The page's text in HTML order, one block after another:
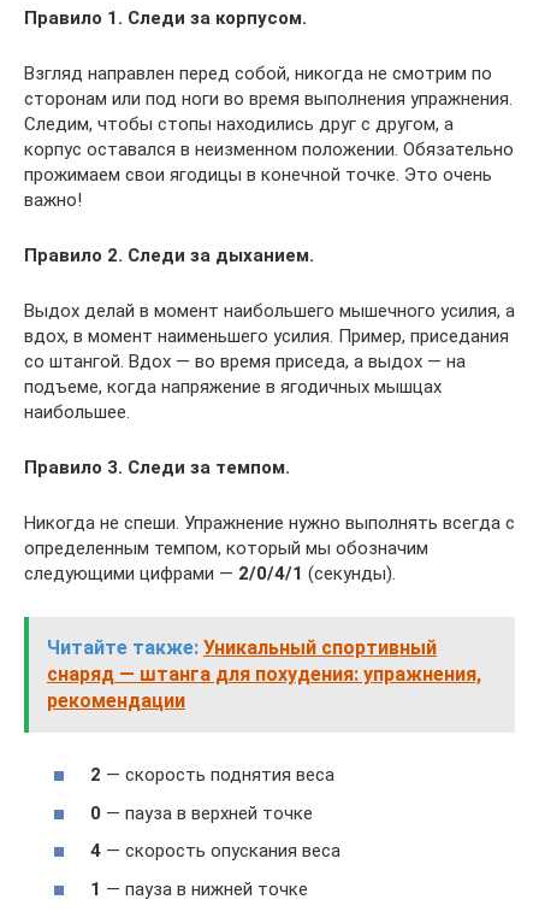
Правило 1. Следи за корпусом.
Взгляд направлен перед собой, никогда не смотрим по
сторонам или под ноги во время выполнения упражнения.
Следим, чтобы стопы находились друг с другом, а
корпус оставался в неизменном положении. Обязательно
прожимаем свои ягодицы в конечной точке. Это очень
важно!
Правило 2. Следи за дыханием.
Выдох делай в момент наибольшего мышечного усилия, а
вдох, в момент наименьшего усилия. Пример, приседания
со штангой. Вдох — во время приседа, а выдох — на
подъеме, когда напряжение в ягодичных мышцах
наибольшее.
Правило 3. Следи за темпом.
Никогда не спеши. Упражнение нужно выполнять всегда с
определенным темпом, который мы обозначим
следующими цифрами — 2/0/4/1 (секунды).
Читайте также: Уникальный спортивный
снаряд — штанга для похудения: упражнения,
рекомендации
2 — скорость поднятия веса
0 — пауза в верхней точке
4 — скорость опускания веса
1 — пауза в нижней точке